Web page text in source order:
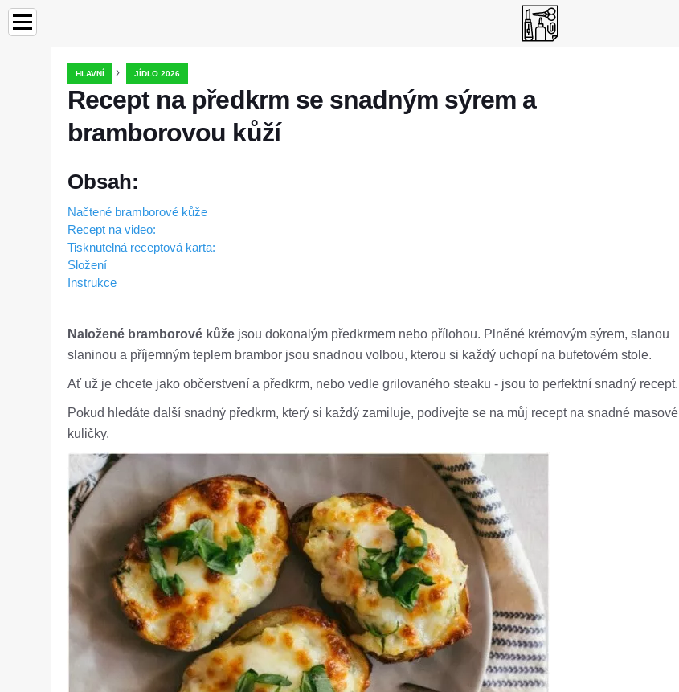
HLAVNÍ › JÍDLO 2026
Recept na předkrm se snadným sýrem a
bramborovou kůží
Obsah:
Načtené bramborové kůže
Recept na video:
Tisknutelná receptová karta:
Složení
Instrukce
Naložené bramborové kůže jsou dokonalým předkrmem nebo přílohou. Plněné krémovým sýrem, slanou
slaninou a příjemným teplem brambor jsou snadnou volbou, kterou si každý uchopí na bufetovém stole.
Ať už je chcete jako občerstvení a předkrm, nebo vedle grilovaného steaku - jsou to perfektní snadný recept.
Pokud hledáte další snadný předkrm, který si každý zamiluje, podívejte se na můj recept na snadné masové
kuličky.